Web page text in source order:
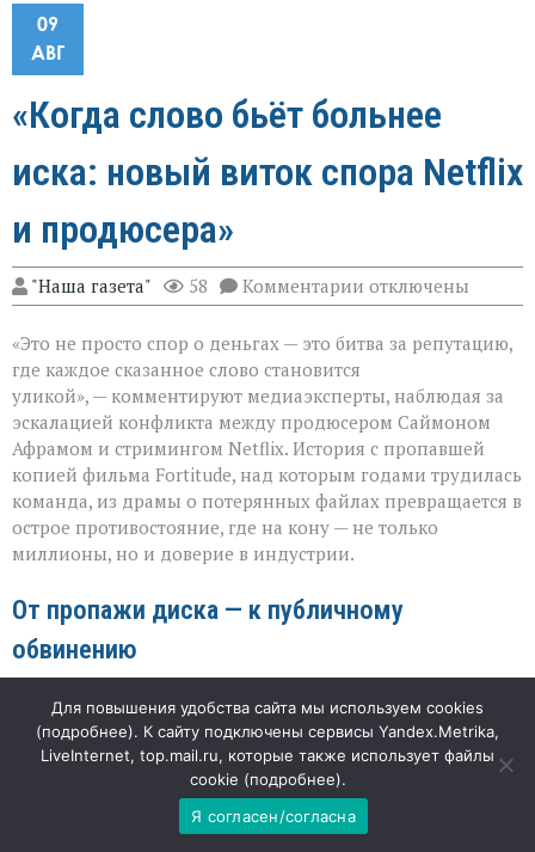
09
АВГ
«Когда слово бьёт больнее
иска: новый виток спора Netflix
и продюсера»
"Наша газета" 58 Комментарии к
записи
слово
больнее
иска:
новый
виток
спора
Netflix
и
продюсера»
отключены
«Это не просто спор о деньгах — это битва за репутацию,
где каждое сказанное слово становится
уликой», — комментируют медиаэксперты, наблюдая за
эскалацией конфликта между продюсером Саймоном
Афрамом и стримингом Netflix. История с пропавшей
копией фильма Fortitude, над которым годами трудилась
команда, из драмы о потерянных файлах превращается в
острое противостояние, где на кону — не только
миллионы, но и доверие в индустрии.
От пропажи диска — к публичному
обвинению
Изначально спор касался утраты мастер‑копии триллера:
продюсер передал её Netflix для закрытого показа с
чёткими инструкциями удалить файлы после просмотра.
Однако вместо аккуратного возврата последовала
новость о краже жёстких дисков из офиса стриминга.
Ситуация осложнилась, когда представители платформы
Для повышения удобства сайта мы используем cookies
(подробнее). К сайту подключены сервисы Yandex.Metrika,
LiveInternet, top.mail.ru, которые также использует файлы
cookie (подробнее).
Я согласен/согласна